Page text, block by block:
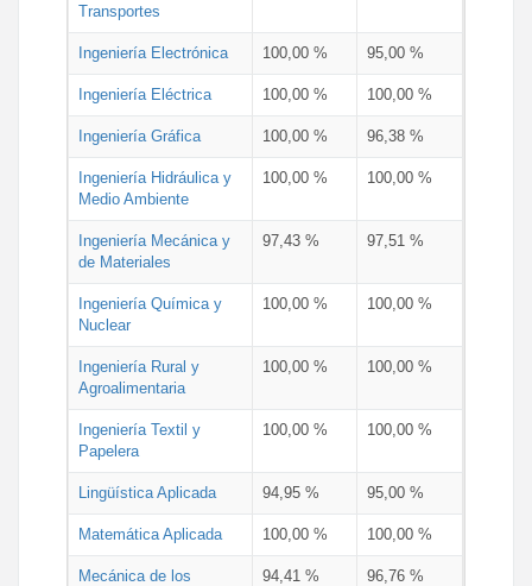
Transportes
Ingeniería Electrónica 100,00 % 95,00 %
Ingeniería Eléctrica 100,00 % 100,00 %
Ingeniería Gráfica 100,00 % 96,38 %
Ingeniería Hidráulica y
Medio Ambiente
100,00 % 100,00 %
Ingeniería Mecánica y
de Materiales
97,43 % 97,51 %
Ingeniería Química y
Nuclear
100,00 % 100,00 %
Ingeniería Rural y
Agroalimentaria
100,00 % 100,00 %
Ingeniería Textil y
Papelera
100,00 % 100,00 %
Lingüística Aplicada 94,95 % 95,00 %
Matemática Aplicada 100,00 % 100,00 %
Mecánica de los
94,41 % 96,76 %